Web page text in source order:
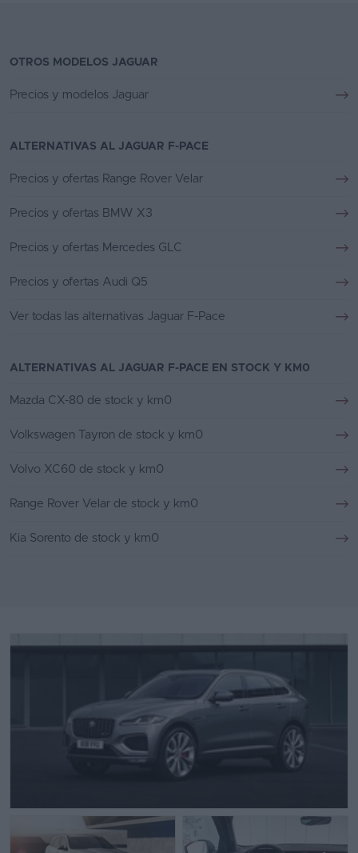
OTROS MODELOS JAGUAR
Precios y modelos Jaguar
ALTERNATIVAS AL JAGUAR F-PACE
Precios y ofertas Range Rover Velar
Precios y ofertas BMW X3
Precios y ofertas Mercedes GLC
Precios y ofertas Audi Q5
Ver todas las alternativas Jaguar F-Pace
ALTERNATIVAS AL JAGUAR F-PACE EN STOCK Y KM0
Mazda CX-80 de stock y km0
Volkswagen Tayron de stock y km0
Volvo XC60 de stock y km0
Range Rover Velar de stock y km0
Kia Sorento de stock y km0